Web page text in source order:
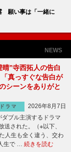
願い事は「一緒に
NEWS
晴”寺西拓人の告白
真っすぐな告白が
シーンをありがと
ドラマ
2026年8月7日
ブル主演するドラマ
送された。（※以下、
人生も全く違う、交わ
生で … 続きを読む